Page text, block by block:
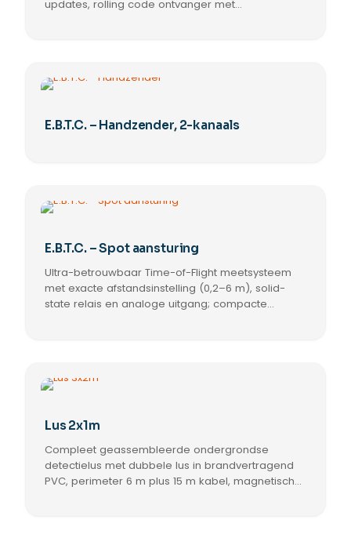
updates, rolling code ontvanger met
E.B.T.C. – Handzender, 2-kanaals
E.B.T.C. – Spot aansturing
Ultra-betrouwbaar Time-of-Flight meetsysteem
met exacte afstandsinstelling (0,2–6 m), solid-
state relais en analoge uitgang; compacte
Lus 2x1m
Compleet geassembleerde ondergrondse
detectielus met dubbele lus in brandvertragend
PVC, perimeter 6 m plus 15 m kabel, magnetische